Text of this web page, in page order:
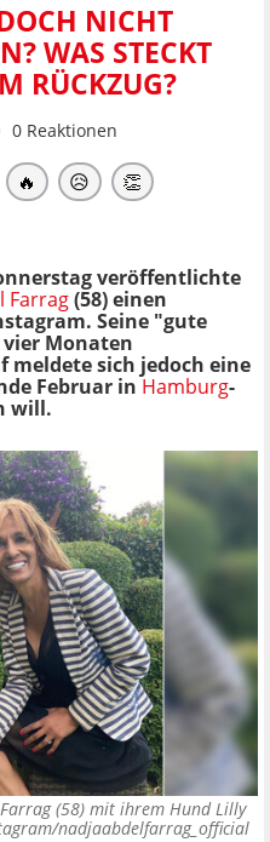
NICHT
WAS STECKT
RÜCKZUG?
0 Reaktionen
🔥 😥 👏
veröffentlichte
Farrag(58) einen
Seine "gute
Monaten
meldete sich jedoch eine
Februar in Hamburg-
will.
(58) mit ihrem Hund Lilly
nadjaabdelfarrag_official